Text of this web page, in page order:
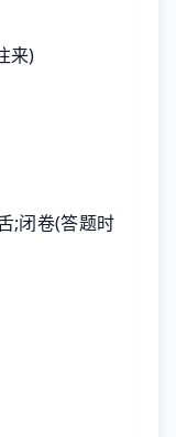
来)
;闭卷(答题时